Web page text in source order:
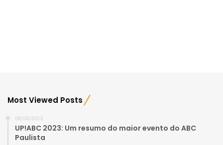
Most Viewed Posts
08/05/2023
UP!ABC 2023: Um resumo do maior evento do ABC
Paulista